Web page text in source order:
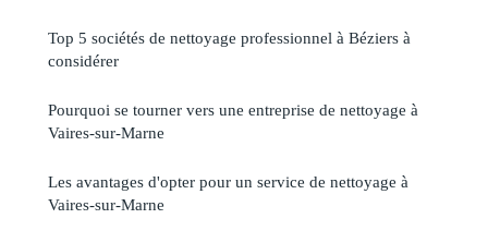
Top 5 sociétés de nettoyage professionnel à Béziers à
considérer
Pourquoi se tourner vers une entreprise de nettoyage à
Vaires-sur-Marne
Les avantages d'opter pour un service de nettoyage à
Vaires-sur-Marne